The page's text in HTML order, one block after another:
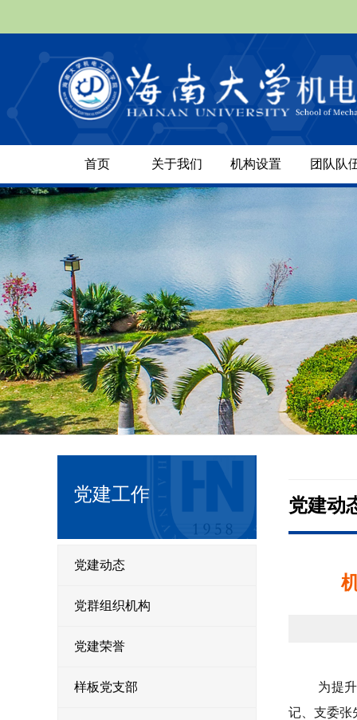
首页 关于我们 机构设置 团队队
党建工作
党建动态
党群组织机构
党建荣誉
样板党支部
党建动
为提
记、支委张